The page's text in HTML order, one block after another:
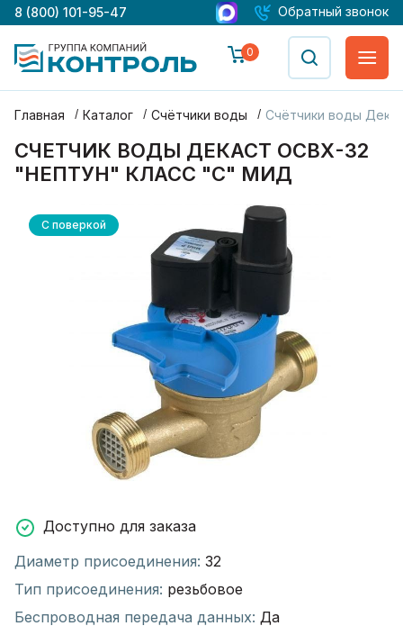
8 (800) 101-95-47 Обратный звонок
0
Главная Каталог Счётчики воды Счётчики воды
СЧЕТЧИК ВОДЫ ДЕКАСТ ОСВХ-32
"НЕПТУН" КЛАСС "С" МИД
С поверкой
Доступно для заказа
Диаметр присоединения: 32
Тип присоединения: резьбовое
Беспроводная передача данных: Да